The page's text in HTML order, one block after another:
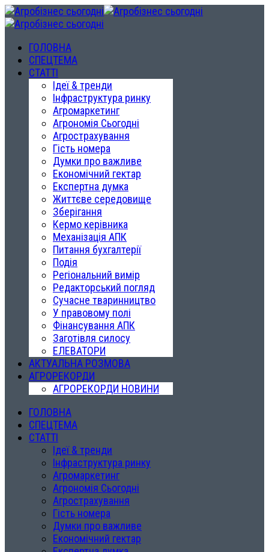
ГОЛОВНА
СПЕЦТЕМА
СТАТТІ
Ідеї & тренди
Інфраструктура ринку
Агромаркетинг
Агрономія Сьогодні
Агрострахування
Гість номера
Думки про важливе
Економічний гектар
Експертна думка
Життєве середовище
Зберігання
Кермо керівника
Механізація АПК
Питання бухгалтерії
Подія
Регіональний вимір
Редакторський погляд
Сучасне тваринництво
У правовому полі
Фінансування АПК
Заготівля силосу
ЕЛЕВАТОРИ
АКТУАЛЬНА РОЗМОВА
АГРОРЕКОРДИ
АГРОРЕКОРДИ НОВИНИ
ГОЛОВНА
СПЕЦТЕМА
СТАТТІ
Ідеї & тренди
Інфраструктура ринку
Агромаркетинг
Агрономія Сьогодні
Агрострахування
Гість номера
Думки про важливе
Економічний гектар